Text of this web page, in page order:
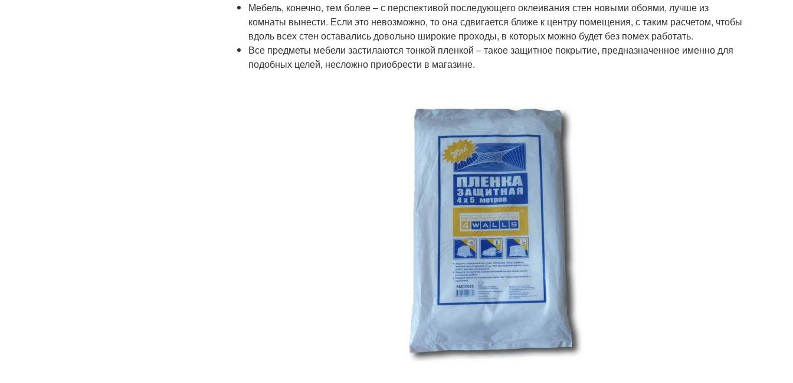
Мебель, конечно, тем более – с перспективой последующего оклеивания стен новыми обоями, лучше из
комнаты вынести. Если это невозможно, то она сдвигается ближе к центру помещения, с таким расчетом, чтобы
вдоль всех стен оставались довольно широкие проходы, в которых можно будет без помех работать.
Все предметы мебели застилаются тонкой пленкой – такое защитное покрытие, предназначенное именно для
подобных целей, несложно приобрести в магазине.